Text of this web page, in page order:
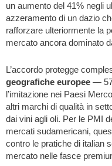
un aumento del 41% negli
azzeramento di un dazio
rafforzare ulteriormente la
mercato ancora dominato
L’accordo protegge
geografiche europee — 57
l’imitazione nei Paesi
altri marchi di qualità in
dai vini agli oli. Per le PMI
mercati sudamericani,
contro le pratiche di italian
mercato nelle fasce